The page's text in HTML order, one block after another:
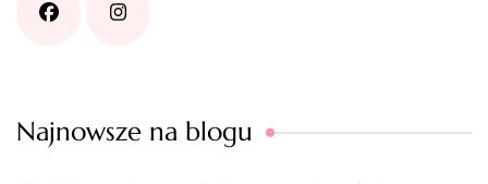
Najnowsze na blogu